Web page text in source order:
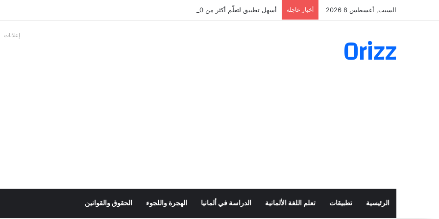
السبت, أغسطس 8 2026 أخبار عاجلة أسهل تطبيق لتعلّم أكثر من 160 ألف فعل بالألمانية
Orizz إعلانات
الرئيسية تطبيقات تعلم اللغة الألمانية الدراسة في ألمانيا الهجرة واللجوء الحقوق والقوانين